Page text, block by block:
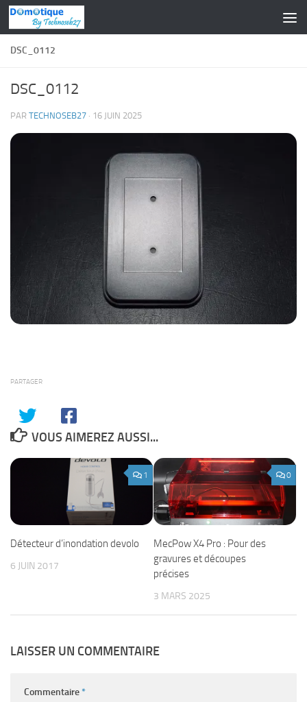
Skip to content
DSC_0112
DSC_0112
PAR TECHNOSEB27 · 16 JUIN 2025
PARTAGER
VOUS AIMEREZ AUSSI...
1
Détecteur d’inondation devolo
6 JUIN 2017
0
MecPow X4 Pro : Pour des
gravures et découpes
précises
3 MARS 2025
LAISSER UN COMMENTAIRE
Commentaire*